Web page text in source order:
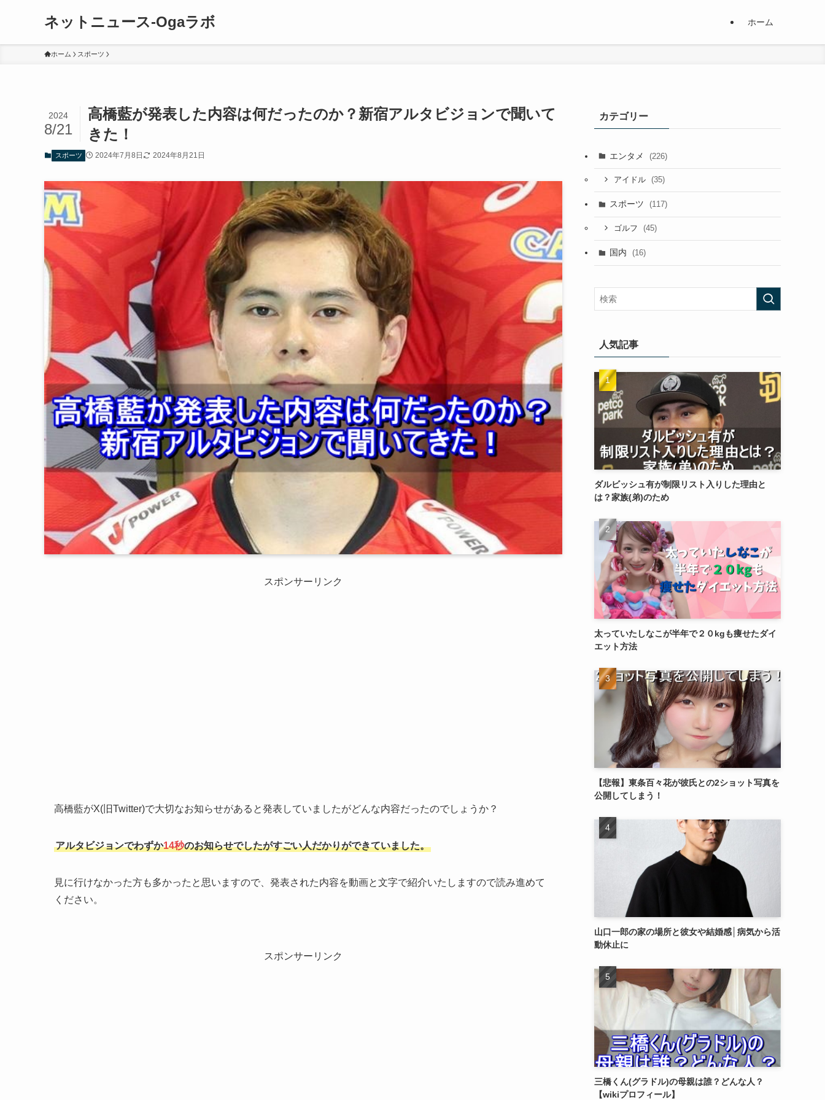
ネットニュース-Ogaラボ ホーム
ホーム スポーツ
高橋藍が発表した内容は何だったのか？新宿アルタビジョンで聞いて
きた！
2024
8/21
スポーツ 2024年7月8日 2024年8月21日
スポンサーリンク
高橋藍がX(旧Twitter)で大切なお知らせがあると発表していましたがどんな内容だったのでしょうか？
アルタビジョンでわずか14秒のお知らせでしたがすごい人だかりができていました。
見に行けなかった方も多かったと思いますので、発表された内容を動画と文字で紹介いたしますので読み進めて
ください。
スポンサーリンク
カテゴリー
エンタメ (226)
アイドル (35)
スポーツ (117)
ゴルフ (45)
国内 (16)
人気記事
ダルビッシュ有が制限リスト入りした理由と
は？家族(弟)のため
太っていたしなこが半年で２０kgも痩せたダイ
エット方法
【悲報】東条百々花が彼氏との2ショット写真を
公開してしまう！
山口一郎の家の場所と彼女や結婚感│病気から活
動休止に
三橋くん(グラドル)の母親は誰？どんな人？
【wikiプロフィール】